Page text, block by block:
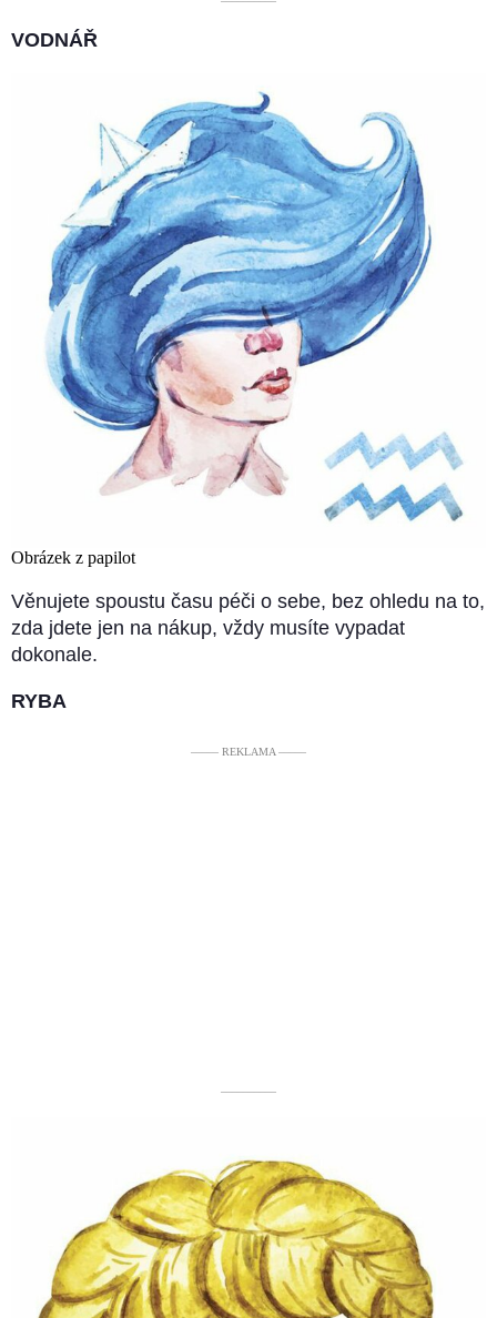
VODNÁŘ
Obrázek z papilot
Věnujete spoustu času péči o sebe, bez ohledu na to,
zda jdete jen na nákup, vždy musíte vypadat
dokonale.
RYBA
––––– REKLAMA –––––
––––––––––